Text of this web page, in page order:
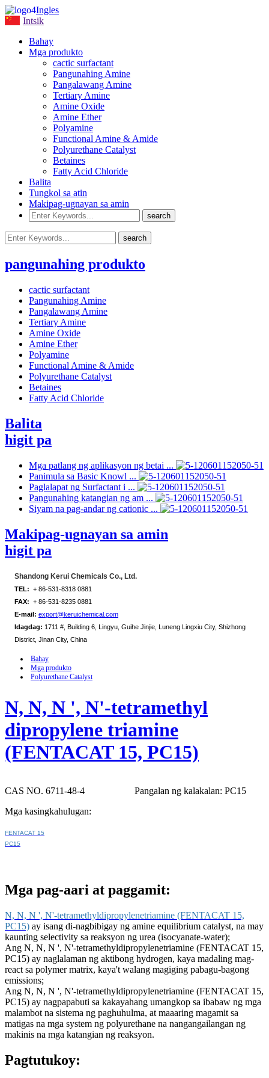
Ingles
Intsik
Bahay
Mga produkto
cactic surfactant
Pangunahing Amine
Pangalawang Amine
Tertiary Amine
Amine Oxide
Amine Ether
Polyamine
Functional Amine & Amide
Polyurethane Catalyst
Betaines
Fatty Acid Chloride
Balita
Tungkol sa atin
Makipag-ugnayan sa amin
pangunahing produkto
cactic surfactant
Pangunahing Amine
Pangalawang Amine
Tertiary Amine
Amine Oxide
Amine Ether
Polyamine
Functional Amine & Amide
Polyurethane Catalyst
Betaines
Fatty Acid Chloride
Balita
higit pa
Mga patlang ng aplikasyon ng betai ...
Panimula sa Basic Knowl ...
Paglalapat ng Surfactant i ...
Pangunahing katangian ng am ...
Siyam na pag-andar ng cationic ...
Makipag-ugnayan sa amin
higit pa
Shandong Kerui Chemicals Co., Ltd.
TEL: + 86-531-8318 0881
FAX: + 86-531-8235 0881
E-mail: export@keruichemical.com
Idagdag: 1711 #, Building 6, Lingyu, Guihe Jinjie, Luneng Lingxiu City, Shizhong
District, Jinan City, China
Bahay
Mga produkto
Polyurethane Catalyst
N, N, N ', N'-tetramethyl
dipropylene triamine
(FENTACAT 15, PC15)
CAS NO. 6711-48-4
Pangalan ng kalakalan: PC15
Mga kasingkahulugan:
FENTACAT 15
PC15
Mga pag-aari at paggamit:
N, N, N ', N'-tetramethyldipropylenetriamine (FENTACAT 15,
PC15) ay isang di-nagbibigay ng amine equilibrium catalyst, na may
kaunting selectivity sa reaksyon ng urea (isocyanate-water);
Ang N, N, N ', N'-tetramethyldipropylenetriamine (FENTACAT 15,
PC15) ay naglalaman ng aktibong hydrogen, kaya madaling mag-
react sa polymer matrix, kaya't walang magiging pabagu-bagong
emissions;
Ang N, N, N ', N'-tetramethyldipropylenetriamine (FENTACAT 15,
PC15) ay nagpapabuti sa kakayahang umangkop sa ibabaw ng mga
malambot na sistema ng paghuhulma, at maaaring magamit sa
matigas na mga system ng polyurethane na nangangailangan ng
makinis na mga katangian ng reaksyon.
Pagtutukoy: